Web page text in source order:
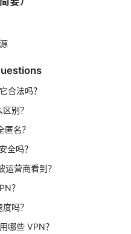
合法吗？
别？
名？
全吗？
营商看到？
？
吗？
哪些 VPN？